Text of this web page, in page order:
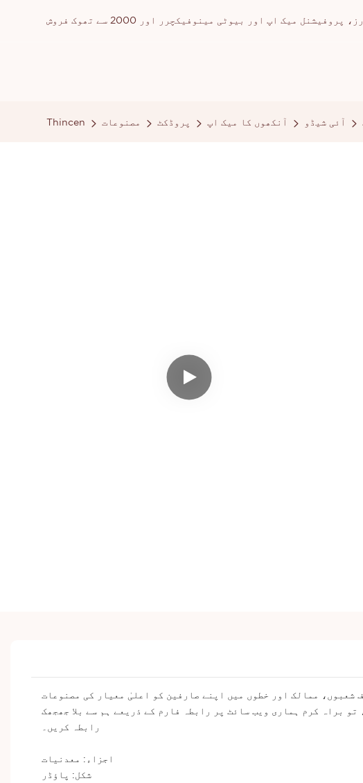
میک اپ اور بیوٹی مینوفیکچرر اور 2000 سے تھوک فروش
Thincen مصنوعات پروڈکٹ آنکھوں کا میک اپ آئی شیڈو
شعبوں، ممالک اور خطوں میں اپنے صارفین کو اعلیٰ معیار کی مصنوعات
براہ کرم ہماری ویب سائٹ پر رابطہ فارم کے ذریعے ہم سے بلا جھجھک
رابطہ کریں۔
اجزاء: معدنیات
شکل: پاؤڈر